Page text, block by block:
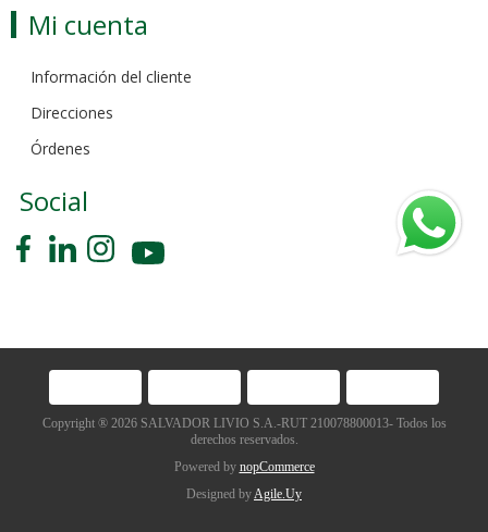
Mi cuenta
Información del cliente
Direcciones
Órdenes
Social
Copyright ® 2026 SALVADOR LIVIO S.A.-RUT 210078800013- Todos los
derechos reservados.
Powered by nopCommerce
Designed byAgile.Uy